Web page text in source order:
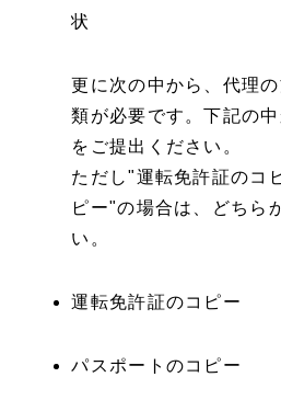
状
更に次の中から、代理
類が必要です。下記の
をご提出ください。
ただし"運転免許証のコ
ピー"の場合は、どちら
い。
運転免許証のコピー
パスポートのコピー